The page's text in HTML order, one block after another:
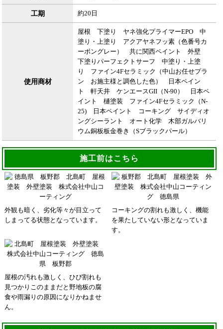
工期 約20日
使用商材
屋根 下塗り ヤネ強化プライマーEPO 中
塗り・上塗り アクアヤネフッ素（色番号カ
ーボングレー） 共に関西ペイント 外壁
下塗りパーフェクトサーフ 中塗り・上塗
り ファイン4Fセラミック（中山お任せプラ
ン お施主様と調色した色） 日本ペイン
ト 軒天井 ケンエースGII（N-90） 日本ペ
イント 樋塗装 ファイン4Fセラミック（N-
25) 日本ペイント コーキング サイディオ
ングシーラント オート化学 木部ガルバリ
ウム銅板板金巻き（Sブラックパール）
施工前はこちら
外観も暗く、劣化等々が目立って
しまってる状態となっています。
コーキングの割れも激しく、機能
を果たしていない形となっていま
す。
屋根の汚れも激しく、ひび割れも
見つかりこのままだと野地板の腐
食や雨漏りの原因になりかねませ
ん。